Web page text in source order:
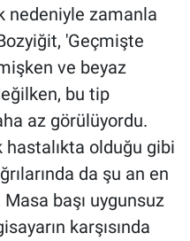
nedeniyle zamanla
'Geçmişte
ve beyaz
bu tip
az görülüyordu.
olduğu gibi
da şu an en
başı uygunsuz
karşısında